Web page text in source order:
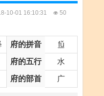
10-01 16:10:31
50
府的拼音 fǔ
府的五行 水
府的部首 广